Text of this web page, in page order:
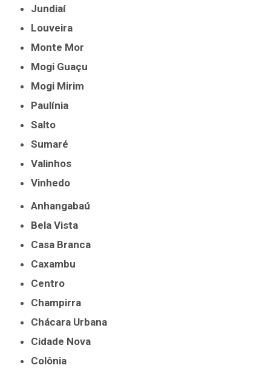
Jundiaí
Louveira
Monte Mor
Mogi Guaçu
Mogi Mirim
Paulínia
Salto
Sumaré
Valinhos
Vinhedo
Anhangabaú
Bela Vista
Casa Branca
Caxambu
Centro
Champirra
Chácara Urbana
Cidade Nova
Colônia